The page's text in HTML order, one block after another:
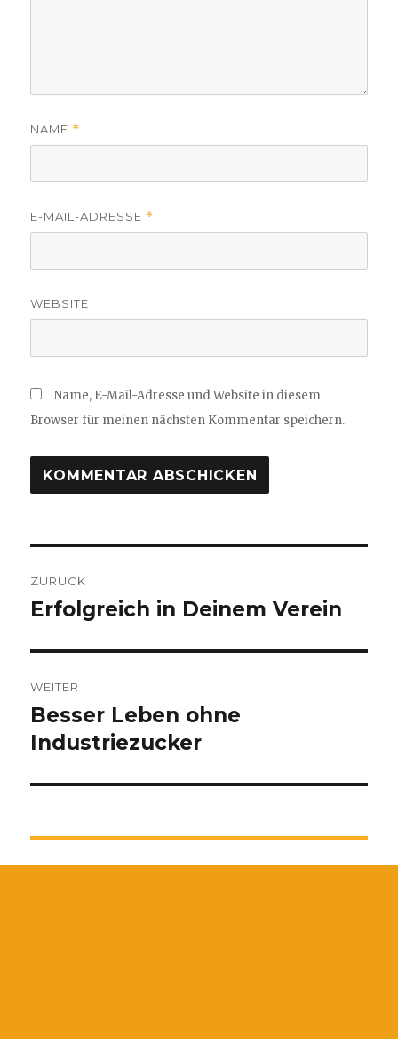
NAME *
E-MAIL-ADRESSE *
WEBSITE
Name, E-Mail-Adresse und Website in diesem
Browser für meinen nächsten Kommentar speichern.
ZURÜCK
Vorheriger
Erfolgreich in Deinem Verein
WEITER
Nächster
Beitrag:
Besser Leben ohne
Industriezucker